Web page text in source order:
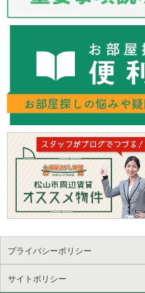
プライバシーポリシー
サイトポリシー